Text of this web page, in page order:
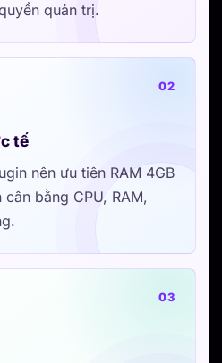
quản trị.
02
tế
nên ưu tiên RAM 4GB
bằng CPU, RAM,
03